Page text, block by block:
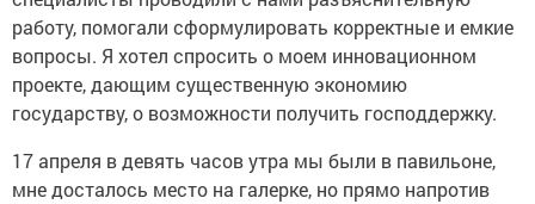
работу, помогали сформулировать корректные и емкие
вопросы. Я хотел спросить о моем инновационном
проекте, дающим существенную экономию
государству, о возможности получить господдержку.
17 апреля в девять часов утра мы были в павильоне,
мне досталось место на галерке, но прямо напротив